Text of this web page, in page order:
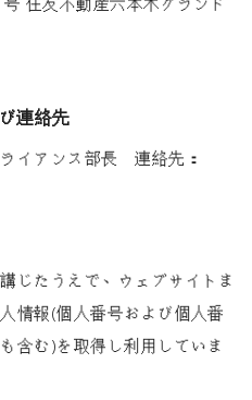
連絡先
イアンス部長 連絡先：
じたうえで、ウェブサイトま
情報(個人番号および個人番
含む)を取得し利用していま